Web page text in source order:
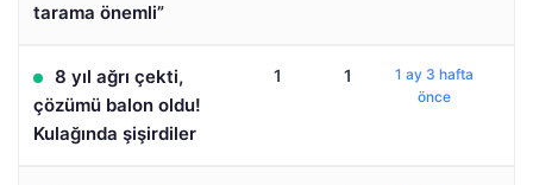
tarama önemli”
8 yıl ağrı çekti,
çözümü balon oldu!
Kulağında şişirdiler
1 1
1 ay 3 hafta
önce